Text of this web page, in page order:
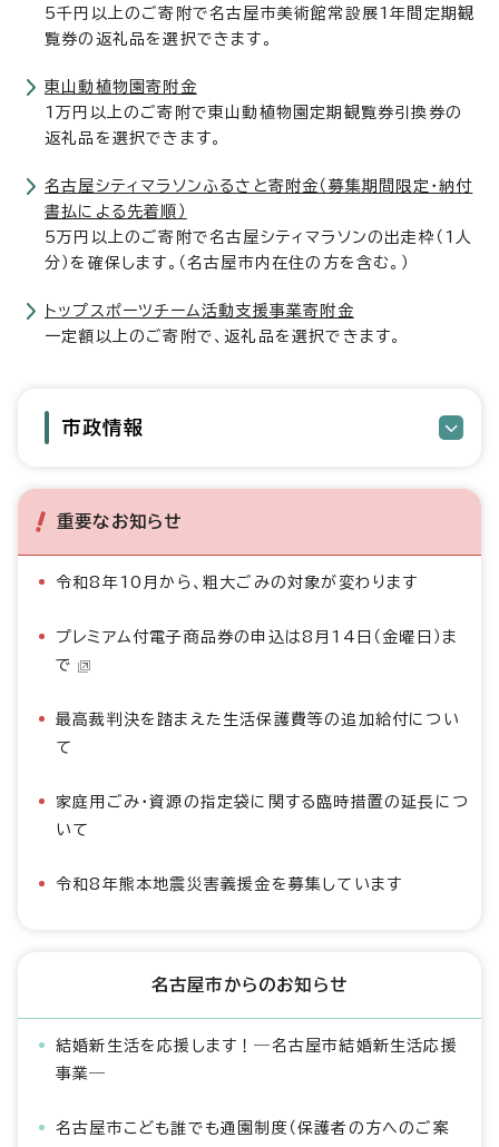
5千円以上のご寄附で名古屋市美術館常設展1年間定期観
覧券の返礼品を選択できます。
東山動植物園寄附金
1万円以上のご寄附で東山動植物園定期観覧券引換券の
返礼品を選択できます。
名古屋シティマラソンふるさと寄附金（募集期間限定・納付
書払による先着順）
5万円以上のご寄附で名古屋シティマラソンの出走枠（1人
分）を確保します。（名古屋市内在住の方を含む。）
トップスポーツチーム活動支援事業寄附金
一定額以上のご寄附で、返礼品を選択できます。
市政情報
重要なお知らせ
令和8年10月から、粗大ごみの対象が変わります
プレミアム付電子商品券の申込は8月14日（金曜日）ま
で
最高裁判決を踏まえた生活保護費等の追加給付につい
て
家庭用ごみ・資源の指定袋に関する臨時措置の延長につ
いて
令和8年熊本地震災害義援金を募集しています
名古屋市からのお知らせ
結婚新生活を応援します！―名古屋市結婚新生活応援
事業―
名古屋市こども誰でも通園制度（保護者の方へのご案